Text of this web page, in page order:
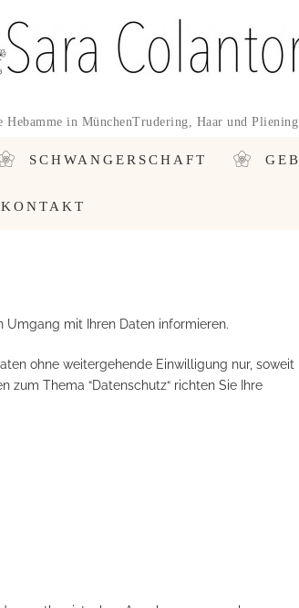
Hebamme in MünchenTrudering, Haar und Pliening
SCHWANGERSCHAFT
KONTAKT
mit Ihren Daten informieren.
ohne weitergehende Einwilligung nur, soweit
Thema “Datenschutz“ richten Sie Ihre